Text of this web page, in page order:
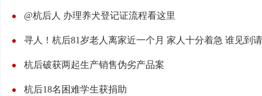
@杭后人 办理养犬登记证流程看这里
寻人！杭后81岁老人离家近一个月 家人十分着急 谁见到
杭后破获两起生产销售伪劣产品案
杭后18名困难学生获捐助